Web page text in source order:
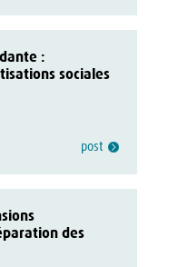
:
sociales
post
des